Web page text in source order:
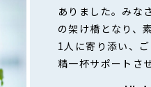
ありました。みな
の架け橋となり、
1人に寄り添い、
精一杯サポートさ